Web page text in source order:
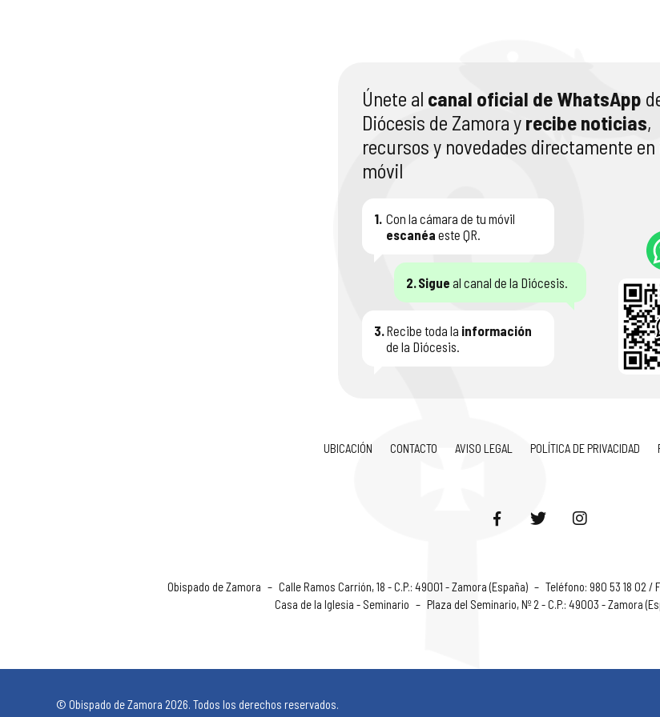
Únete al canal oficial de WhatsApp
Diócesis de Zamora y recibe noticias,
recursos y novedades directamente
móvil
1. Con la cámara de tu móvil
escanéa este QR.
2.Sigue al canal de la Diócesis.
3.Recibe toda la información
de la Diócesis.
UBICACIÓN CONTACTO AVISO LEGAL POLÍTICA DE PRIVACIDAD
Obispado de Zamora – Calle Ramos Carrión, 18 - C.P.: 49001 - Zamora (España) – Teléfono: 980 53 18 02 /
Casa de la Iglesia - Seminario – Plaza del Seminario, Nº 2 - C.P.: 49003 - Zamora
© Obispado de Zamora 2026. Todos los derechos reservados.